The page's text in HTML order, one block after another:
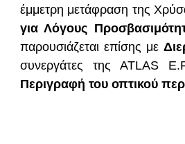
έμμετρη μετάφραση της
για Λόγους
παρουσιάζεται επίσης με
συνεργάτες της ATLAS
Περιγραφή του οπτικού